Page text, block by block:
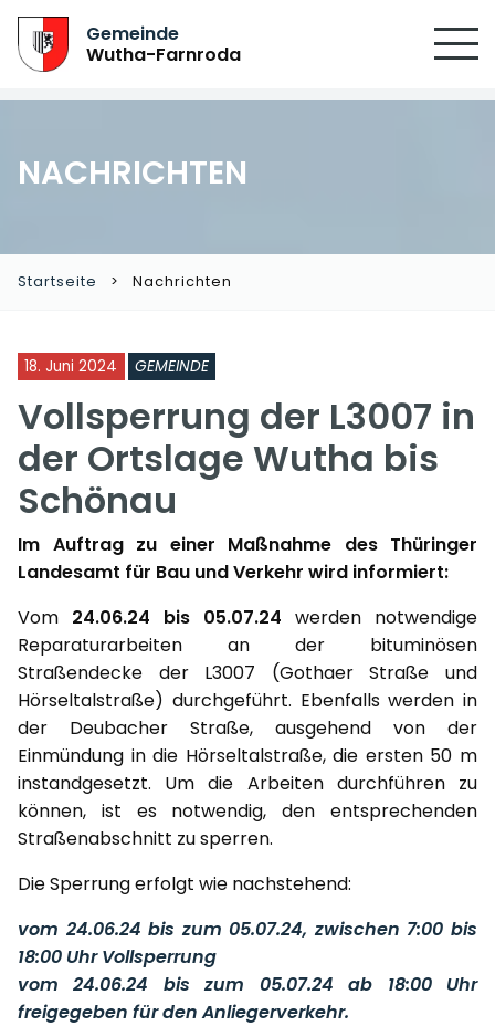
Gemeinde
Wutha-Farnroda
NACHRICHTEN
Startseite Nachrichten
18. Juni 2024 GEMEINDE
Vollsperrung der L3007 in
der Ortslage Wutha bis
Schönau
Im Auftrag zu einer Maßnahme des Thüringer
Landesamt für Bau und Verkehr wird informiert:
Vom 24.06.24 bis 05.07.24 werden notwendige
Reparaturarbeiten an der bituminösen
Straßendecke der L3007 (Gothaer Straße und
Hörseltalstraße) durchgeführt. Ebenfalls werden in
der Deubacher Straße, ausgehend von der
Einmündung in die Hörseltalstraße, die ersten 50 m
instandgesetzt. Um die Arbeiten durchführen zu
können, ist es notwendig, den entsprechenden
Straßenabschnitt zu sperren.
Die Sperrung erfolgt wie nachstehend:
vom 24.06.24 bis zum 05.07.24, zwischen 7:00 bis
18:00 Uhr Vollsperrung
vom 24.06.24 bis zum 05.07.24 ab 18:00 Uhr
freigegeben für den Anliegerverkehr.